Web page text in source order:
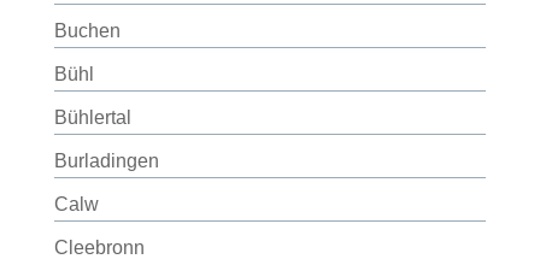
Buchen
Bühl
Bühlertal
Burladingen
Calw
Cleebronn